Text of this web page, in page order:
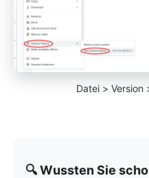
Datei > Version
🔍 Wussten Sie